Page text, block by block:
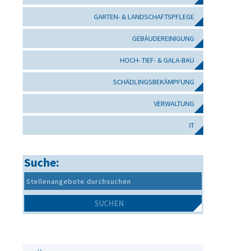
GARTEN- & LANDSCHAFTSPFLEGE
GEBÄUDEREINIGUNG
HOCH- TIEF- & GALA-BAU
SCHÄDLINGSBEKÄMPFUNG
VERWALTUNG
IT
Suche: